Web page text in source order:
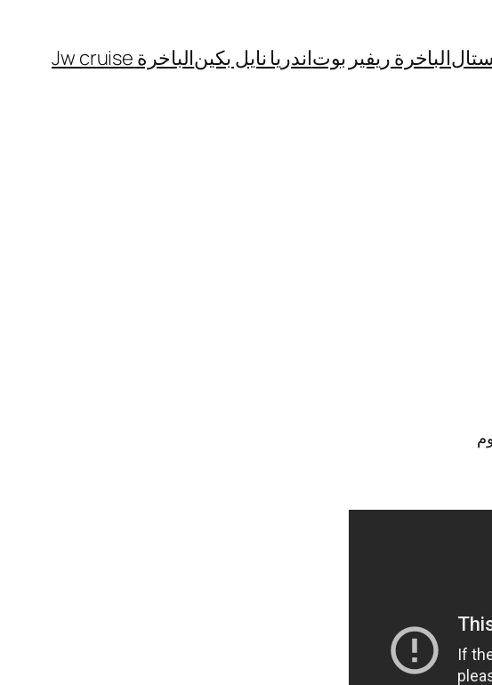
الباخرة ريفير بوتاندريا نايل بكينالباخرة Jw cruise